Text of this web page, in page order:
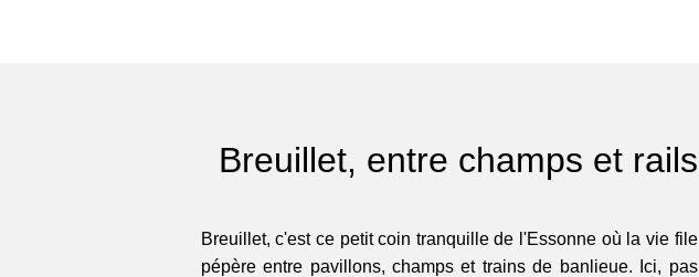
Breuillet, entre champs et rails
Breuillet, c'est ce petit coin tranquille de l'Essonne où la vie file
pépère entre pavillons, champs et trains de banlieue. Ici, pas